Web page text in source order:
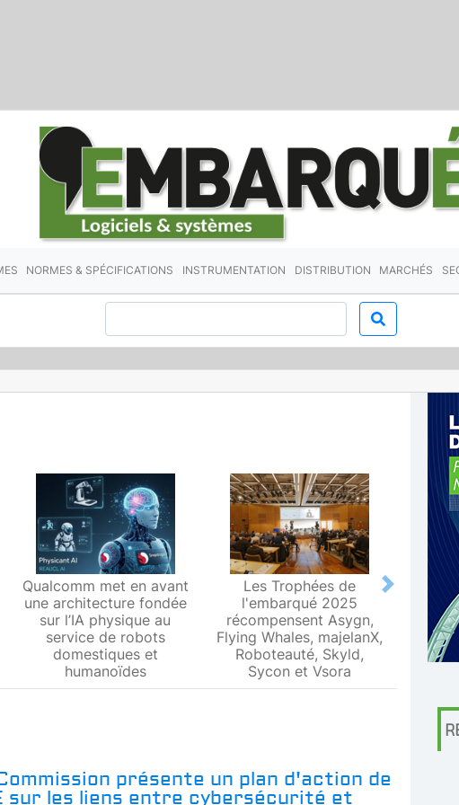
NORMES & SPÉCIFICATIONS INSTRUMENTATION DISTRIBUTION MARCHÉS
Qualcomm met en avant
une architecture fondée
sur l’IA physique au
service de robots
domestiques et
humanoïdes
Les Trophées de
l'embarqué 2025
récompensent Asygn,
Flying Whales, majelanX,
Roboteauté, Skyld,
Sycon et Vsora
Le
Next
présente un plan d'action de
sur les liens entre cybersécurité et